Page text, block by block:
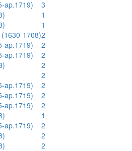
ap.1719)
3
1
1
1708)2
ap.1719)
2
ap.1719)
2
2
2
ap.1719)
2
ap.1719)
2
ap.1719)
2
1
ap.1719)
2
2
2